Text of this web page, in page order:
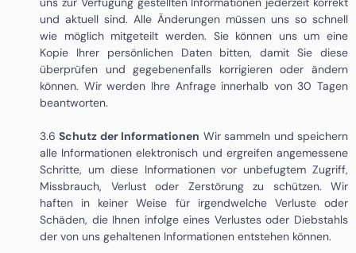
und aktuell sind. Alle Änderungen müssen uns so schnell
wie möglich mitgeteilt werden. Sie können uns um eine
Kopie Ihrer persönlichen Daten bitten, damit Sie diese
überprüfen und gegebenenfalls korrigieren oder ändern
können. Wir werden Ihre Anfrage innerhalb von 30 Tagen
beantworten.
3.6Schutz der Informationen Wir sammeln und speichern
alle Informationen elektronisch und ergreifen angemessene
Schritte, um diese Informationen vor unbefugtem Zugriff,
Missbrauch, Verlust oder Zerstörung zu schützen. Wir
haften in keiner Weise für irgendwelche Verluste oder
Schäden, die Ihnen infolge eines Verlustes oder Diebstahls
der von uns gehaltenen Informationen entstehen können.